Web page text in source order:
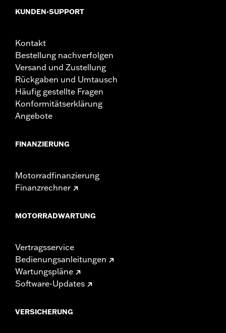
KUNDEN-SUPPORT
Kontakt
Bestellung nachverfolgen
Versand und Zustellung
Rückgaben und Umtausch
Häufig gestellte Fragen
Konformitätserklärung
Angebote
FINANZIERUNG
Motorradfinanzierung
Finanzrechner
MOTORRADWARTUNG
Vertragsservice
Bedienungsanleitungen
Wartungspläne
Software-Updates
VERSICHERUNG